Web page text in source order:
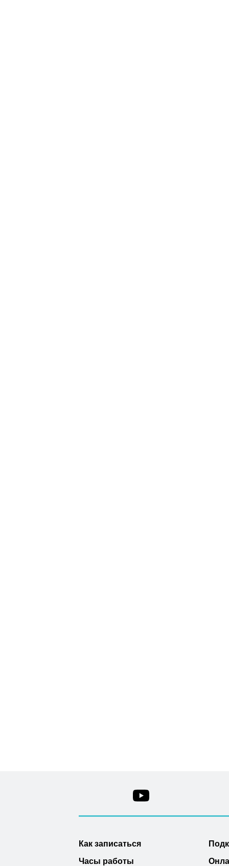
Как записаться
Часы работы